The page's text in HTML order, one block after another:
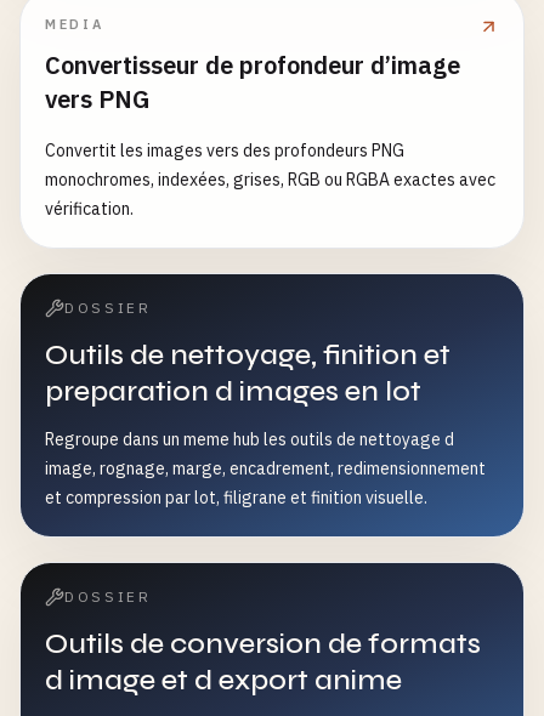
MEDIA
Convertisseur de profondeur d’image
vers PNG
Convertit les images vers des profondeurs PNG
monochromes, indexées, grises, RGB ou RGBA exactes avec
vérification.
DOSSIER
Outils de nettoyage, finition et
preparation d images en lot
Regroupe dans un meme hub les outils de nettoyage d
image, rognage, marge, encadrement, redimensionnement
et compression par lot, filigrane et finition visuelle.
DOSSIER
Outils de conversion de formats
d image et d export anime